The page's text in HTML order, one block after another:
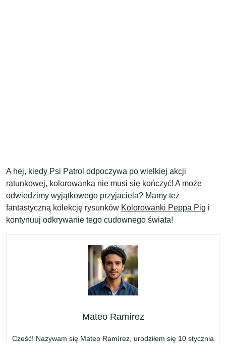
A hej, kiedy Psi Patrol odpoczywa po wielkiej akcji
ratunkowej, kolorowanka nie musi się kończyć! A może
odwiedzimy wyjątkowego przyjaciela? Mamy też
fantastyczną kolekcję rysunków Kolorowanki Peppa Pig i
kontynuuj odkrywanie tego cudownego świata!
Mateo Ramírez
Cześć! Nazywam się Mateo Ramírez, urodziłem się 10 stycznia